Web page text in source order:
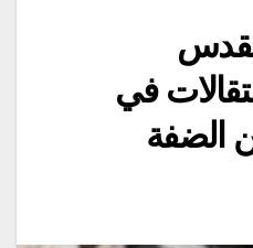
في
الضفة